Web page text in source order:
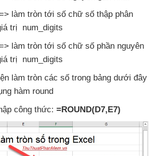
làm tròn tới số chữ số thập phân
trị num_digits
làm tròn tới số chữ số phần nguyên
trị num_digits
làm tròn các số trong bảng dưới đây
hàm round
công thức: =ROUND(D7,E7)